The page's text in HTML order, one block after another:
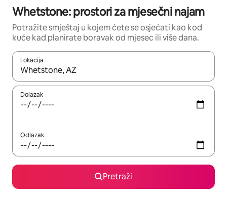
Whetstone: prostori za mjesečni najam
Potražite smještaj u kojem ćete se osjećati kao kod
kuće kad planirate boravak od mjesec ili više dana.
Lokacija
Kada budu dostupni rezultati, moći ćete ih pregledati
Dolazak
Odlazak
Pretraži